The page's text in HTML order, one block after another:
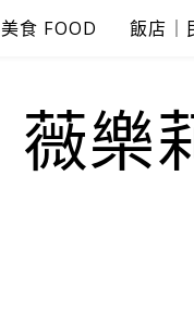
美食 FOOD 飯店｜
薇樂